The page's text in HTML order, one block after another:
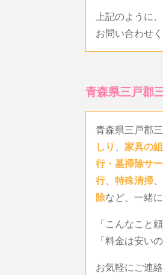
上記のように
お問い合わせく
青森県三戸郡
青森県三戸郡
しり 、 家具の
行・墓掃除サ
行、 特殊清掃、
除など、一緒
「こんなこと
「料金は安い
お気軽にご連